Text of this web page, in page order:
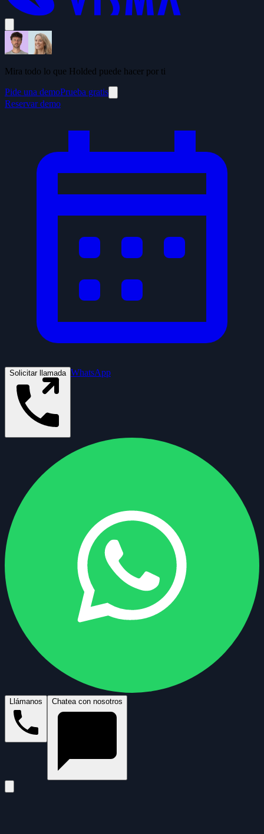
Mira todo lo que Holded puede hacer por ti
Pide una demoPrueba gratis
Reservar demo
Solicitar llamada WhatsApp
Llámanos Chatea con nosotros